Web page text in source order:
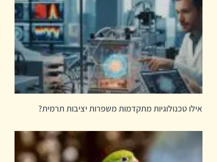
אילו טכנולוגיות מתקדמות משפרות יציבות תרמית?